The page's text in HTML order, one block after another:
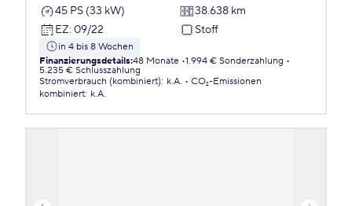
45 PS (33 kW)
38.638 km
EZ: 09/22 Stoff
in 4 bis 8 Wochen
Finanzierungsdetails:48 Monate 1.994 € Sonderzahlung
5.235 € Schlusszahlung
Stromverbrauch (kombiniert): k.A.
CO₂-Emissionen
kombiniert: k.A.